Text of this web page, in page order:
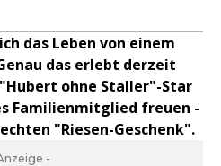
das Leben von einem
das erlebt derzeit
ohne Staller"-Star
Familienmitglied freuen -
"Riesen-Geschenk".
-